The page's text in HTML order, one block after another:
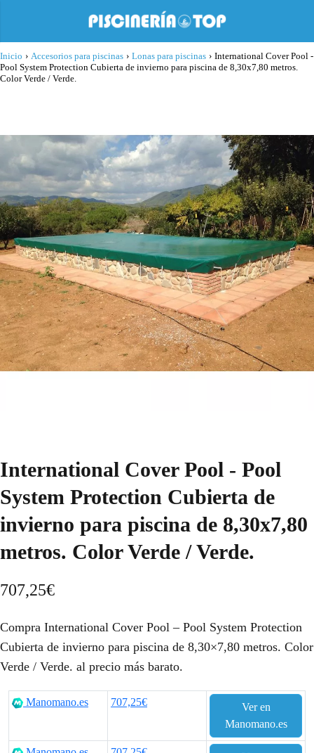
Inicio › Accesorios para piscinas › Lonas para piscinas › International Cover Pool -
Pool System Protection Cubierta de invierno para piscina de 8,30x7,80 metros.
Color Verde / Verde.
International Cover Pool - Pool
System Protection Cubierta de
invierno para piscina de 8,30x7,80
metros. Color Verde / Verde.
707,25€
Compra International Cover Pool – Pool System Protection
Cubierta de invierno para piscina de 8,30×7,80 metros. Color
Verde / Verde. al precio más barato.
Manomano.es 707,25€
Ver en
Manomano.es